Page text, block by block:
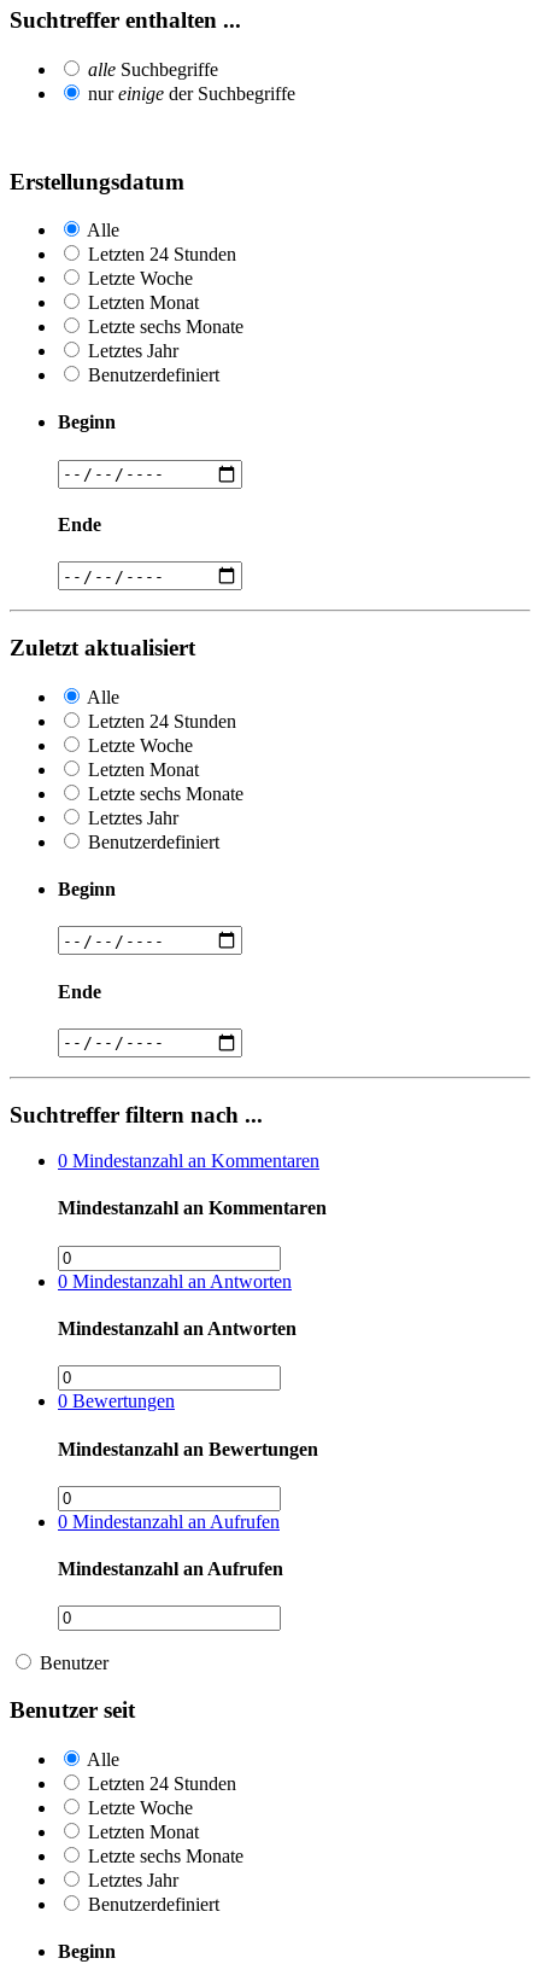
Suchtreffer enthalten ...
alle Suchbegriffe
nureinige der Suchbegriffe
Erstellungsdatum
Alle
Letzten 24 Stunden
Letzte Woche
Letzten Monat
Letzte sechs Monate
Letztes Jahr
Benutzerdefiniert
Beginn
Ende
Zuletzt aktualisiert
Alle
Letzten 24 Stunden
Letzte Woche
Letzten Monat
Letzte sechs Monate
Letztes Jahr
Benutzerdefiniert
Beginn
Ende
Suchtreffer filtern nach ...
0 Mindestanzahl an Kommentaren
Mindestanzahl an Kommentaren
0 Mindestanzahl an Antworten
Mindestanzahl an Antworten
0 Bewertungen
Mindestanzahl an Bewertungen
0 Mindestanzahl an Aufrufen
Mindestanzahl an Aufrufen
Benutzer
Benutzer seit
Alle
Letzten 24 Stunden
Letzte Woche
Letzten Monat
Letzte sechs Monate
Letztes Jahr
Benutzerdefiniert
Beginn